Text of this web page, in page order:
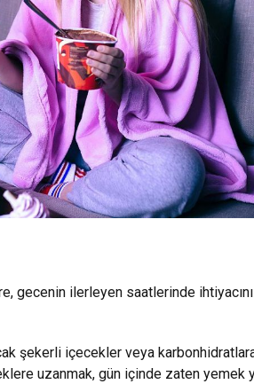
gecenin ilerleyen saatlerinde
şekerli içecekler veya
uzanmak, gün içinde zaten yemek